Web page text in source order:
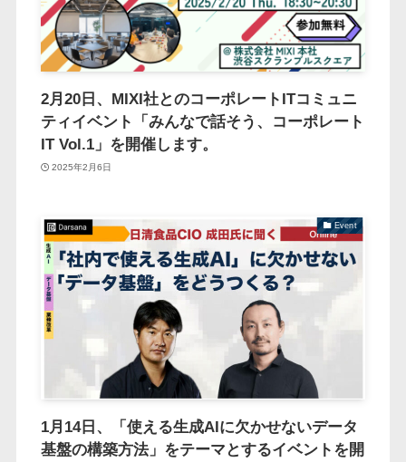
2月20日、MIXI社とのコーポレートITコミュニ
ティイベント「みんなで話そう、コーポレート
IT Vol.1」を開催します。
2025年2月6日
Event
1月14日、「使える生成AIに欠かせないデータ
基盤の構築方法」をテーマとするイベントを開